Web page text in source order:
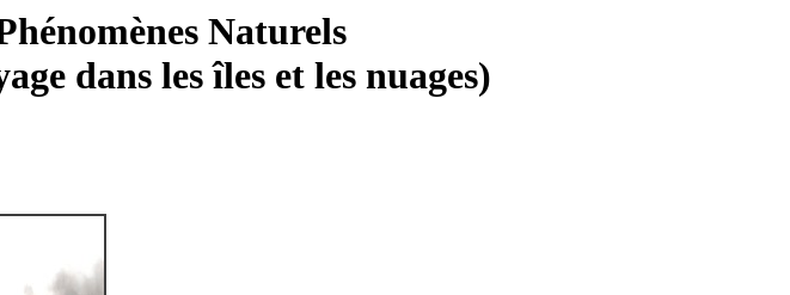
Naturels
dans les îles et les nuages)